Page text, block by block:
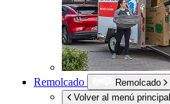
Remolcado
Remolcado
Volver al menú principal